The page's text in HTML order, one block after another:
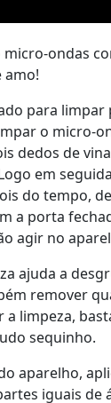
ondas
amo!
para
o micro-
dedos de
em
do tempo,
a porta
agir no
ajuda a
remover
a limpeza,
sequinho.
aparelho,
iguais de